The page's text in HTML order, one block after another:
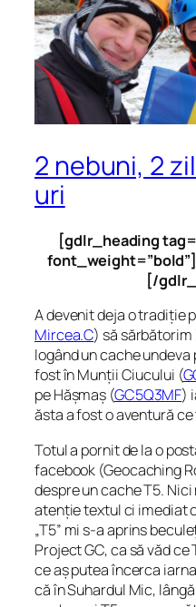
2 nebuni, 2
uri
[gdlr_heading
[/
A devenit deja o tradiție
Mircea.C) să sărbătorim
logând un cache undeva
fost în Munții Ciucului (
pe Hășmaș (GC5Q3MF)
ăsta a fost o aventură
Totul a pornit de la o
facebook (Geocaching
despre un cache T5.
atenție textul ci imediat
„T5” mi s-a aprins
Project GC, ca să văd
ce aș putea încerca
că în Suhardul Mic,